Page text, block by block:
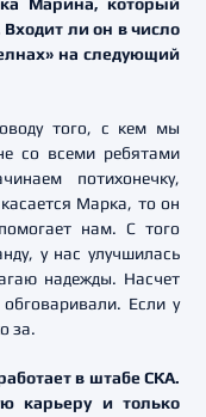
ли он в число
на следующий
того, с кем мы
со всеми ребятами
потихонечку,
Марка, то он
нам. С того
у нас улучшилась
надежды. Насчет
Если у
за.
в штабе СКА.
карьеру и только